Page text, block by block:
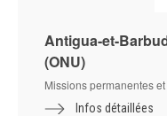
Antigua-et-
(ONU)
Missions permanentes
Infos détaillées